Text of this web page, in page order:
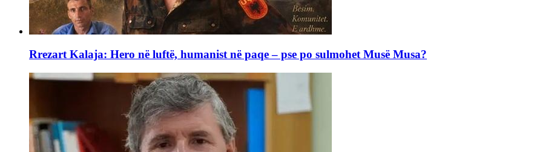
Rrezart Kalaja: Hero në luftë, humanist në paqe – pse po sulmohet Musë Musa?